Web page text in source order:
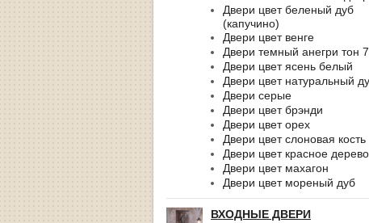
Двери цвет беленый дуб
(капучино)
Двери цвет венге
Двери темный анегри тон
Двери цвет ясень белый
Двери цвет натуральный
Двери серые
Двери цвет брэнди
Двери цвет орех
Двери цвет слоновая кость
Двери цвет красное дерево
Двери цвет махагон
Двери цвет мореный дуб
ВХОДНЫЕ ДВЕРИ